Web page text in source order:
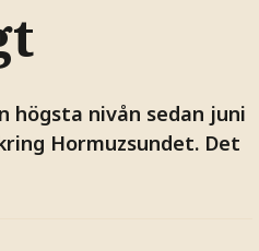
högsta nivån sedan juni
Hormuzsundet. Det